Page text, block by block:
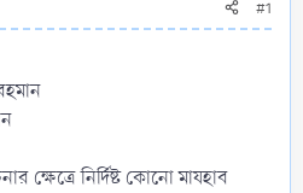
#1
ক্ষেত্রে নির্দিষ্ট কোনো মাযহাব